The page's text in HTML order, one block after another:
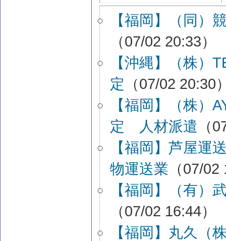
【福岡】（同）
（07/02 20:33）
【沖縄】（株）
定 （07/02 20:30
【福岡】（株）
定 人材派遣 （
【福岡】芦屋
物運送業 （07/
【福岡】（有）
（07/02 16:44）
【福岡】丸久